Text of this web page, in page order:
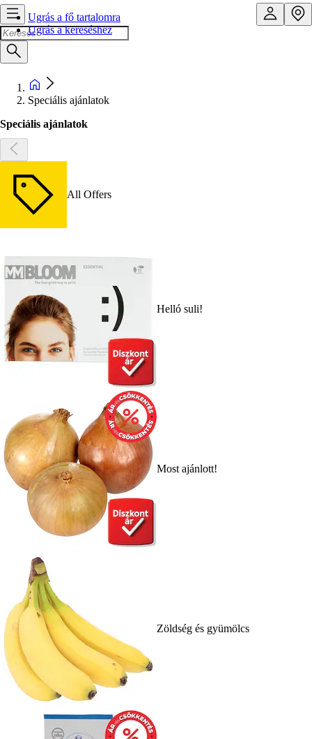
Ugrás a fő tartalomra
Ugrás a kereséshez
Speciális ajánlatok
Speciális ajánlatok
All Offers
Helló suli!
Most ajánlott!
Zöldség és gyümölcs